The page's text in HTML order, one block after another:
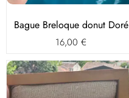
Bague Breloque donut Doré
16,00 €